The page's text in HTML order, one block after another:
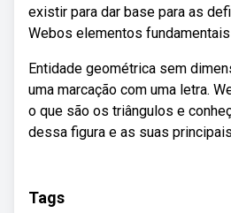
existir para dar base para as
Webos elementos
Entidade geométrica sem
uma marcação com uma letra.
o que são os triângulos e
dessa figura e as suas
Tags